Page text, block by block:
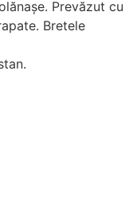
Prevăzut cu
Bretele